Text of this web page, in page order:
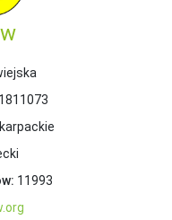
1811073
11993